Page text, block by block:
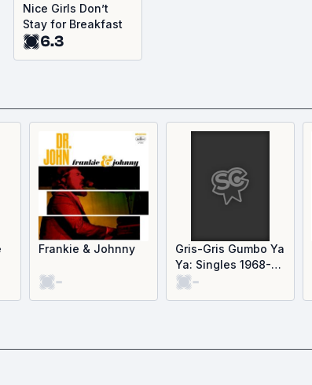
Nice Girls Don’t
Stay for Breakfast
6.3
Frankie & Johnny
-
Gris-Gris Gumbo Ya
Ya: Singles 1968-
1974
-